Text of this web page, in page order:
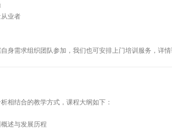
业者
身需求组织团队参加，我们也可安排上门培训服务，详情
相结合的教学方式，课程大纲如下：
述与发展历程